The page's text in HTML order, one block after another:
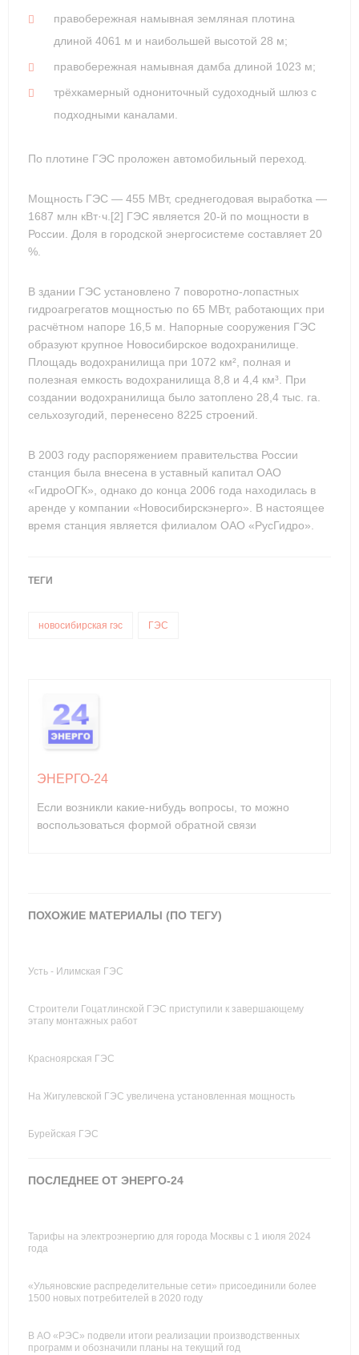
правобережная намывная земляная плотина
длиной 4061 м и наибольшей высотой 28 м;
правобережная намывная дамба длиной 1023 м;
трёхкамерный однониточный судоходный шлюз с
подходными каналами.
По плотине ГЭС проложен автомобильный переход.
Мощность ГЭС — 455 МВт, среднегодовая выработка —
1687 млн кВт·ч.[2] ГЭС является 20-й по мощности в
России. Доля в городской энергосистеме составляет 20
%.
В здании ГЭС установлено 7 поворотно-лопастных
гидроагрегатов мощностью по 65 МВт, работающих при
расчётном напоре 16,5 м. Напорные сооружения ГЭС
образуют крупное Новосибирское водохранилище.
Площадь водохранилища при 1072 км², полная и
полезная емкость водохранилища 8,8 и 4,4 км³. При
создании водохранилища было затоплено 28,4 тыс. га.
сельхозугодий, перенесено 8225 строений.
В 2003 году распоряжением правительства России
станция была внесена в уставный капитал ОАО
«ГидроОГК», однако до конца 2006 года находилась в
аренде у компании «Новосибирскэнерго». В настоящее
время станция является филиалом ОАО «РусГидро».
ТЕГИ
новосибирская гэс ГЭС
ЭНЕРГО-24
Если возникли какие-нибудь вопросы, то можно
воспользоваться формой обратной связи
ПОХОЖИЕ МАТЕРИАЛЫ (ПО ТЕГУ)
Усть - Илимская ГЭС
Строители Гоцатлинской ГЭС приступили к завершающему
этапу монтажных работ
Красноярская ГЭС
На Жигулевской ГЭС увеличена установленная мощность
Бурейская ГЭС
ПОСЛЕДНЕЕ ОТ ЭНЕРГО-24
Тарифы на электроэнергию для города Москвы с 1 июля 2024
года
«Ульяновские распределительные сети» присоединили более
1500 новых потребителей в 2020 году
В АО «РЭС» подвели итоги реализации производственных
программ и обозначили планы на текущий год